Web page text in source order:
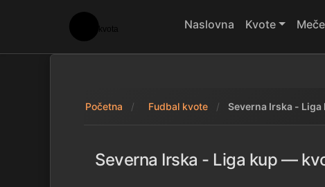
Naslovna Kvote
Početna Fudbal kvote Severna Irska - Liga
Severna Irska - Liga kup —